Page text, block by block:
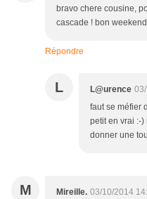
bravo chere cousine,
cascade ! bon
Répondre
L L@urence
faut se méfier
petit en vrai :-
donner une
M Mireille. 03/10/2014